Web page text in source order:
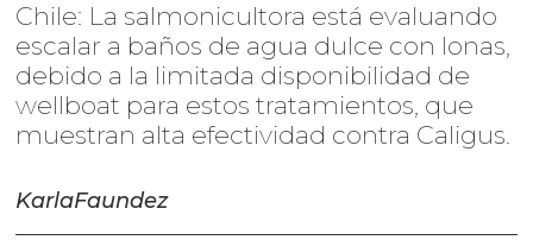
Chile: La salmonicultora está evaluando
escalar a baños de agua dulce con lonas,
debido a la limitada disponibilidad de
wellboat para estos tratamientos, que
muestran alta efectividad contra Caligus.
KarlaFaundez